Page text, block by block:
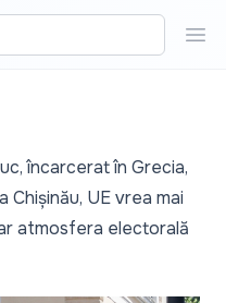
încarcerat în Grecia,
UE vrea mai
atmosfera electorală